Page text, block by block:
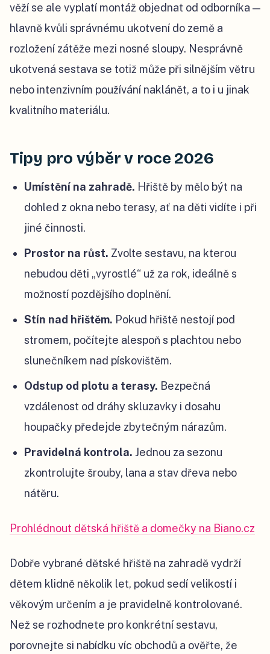
věží se ale vyplatí montáž objednat od odborníka —
hlavně kvůli správnému ukotvení do země a
rozložení zátěže mezi nosné sloupy. Nesprávně
ukotvená sestava se totiž může při silnějším větru
nebo intenzivním používání naklánět, a to i u jinak
kvalitního materiálu.
Tipy pro výběr v roce 2026
Umístění na zahradě. Hřiště by mělo být na
dohled z okna nebo terasy, ať na děti vidíte i při
jiné činnosti.
Prostor na růst. Zvolte sestavu, na kterou
nebudou děti „vyrostlé“ už za rok, ideálně s
možností pozdějšího doplnění.
Stín nad hřištěm. Pokud hřiště nestojí pod
stromem, počítejte alespoň s plachtou nebo
slunečníkem nad pískovištěm.
Odstup od plotu a terasy. Bezpečná
vzdálenost od dráhy skluzavky i dosahu
houpačky předejde zbytečným nárazům.
Pravidelná kontrola. Jednou za sezonu
zkontrolujte šrouby, lana a stav dřeva nebo
nátěru.
Prohlédnout dětská hřiště a domečky na Biano.cz
Dobře vybrané dětské hřiště na zahradě vydrží
dětem klidně několik let, pokud sedí velikostí i
věkovým určením a je pravidelně kontrolované.
Než se rozhodnete pro konkrétní sestavu,
porovnejte si nabídku víc obchodů a ověřte, že